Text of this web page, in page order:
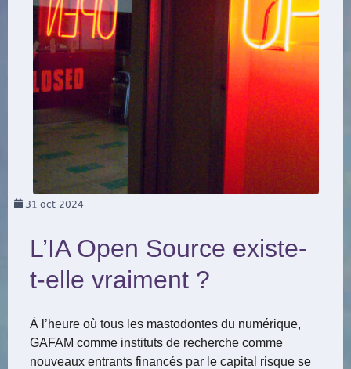
31 oct 2024
L’IA Open Source existe-
t-elle vraiment ?
À l’heure où tous les mastodontes du numérique,
GAFAM comme instituts de recherche comme
nouveaux entrants financés par le capital risque se